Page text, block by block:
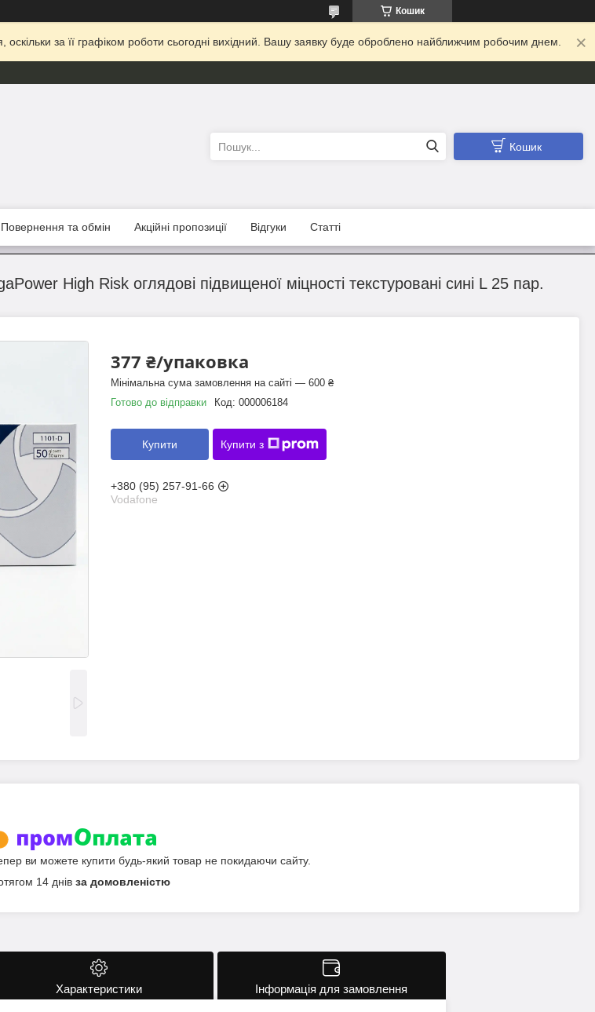
Кошик
за її графіком роботи сьогодні вихідний. Вашу заявку буде оброблено найближчим робочим днем.
Кошик
Повернення та обмін Акційні пропозиції Відгуки Статті
High Risk оглядові підвищеної міцності текстуровані сині L 25 пар.
377 ₴/упаковка
Мінімальна сума замовлення на сайті — 600 ₴
Готово до відправки
Код: 000006184
Купити Купити з
+380 (95) 257-91-66
Vodafone
ви можете купити будь-який товар не покидаючи сайту.
14 днів за домовленістю
Характеристики Інформація для замовлення